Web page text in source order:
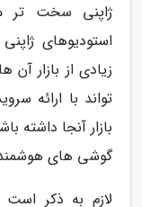
ژاپنی سخت تر
استودیوهای
زیادی از بازار
تواند با ارائه
بازار آنجا داشته
گوشی های هوشمند
لازم به ذکر